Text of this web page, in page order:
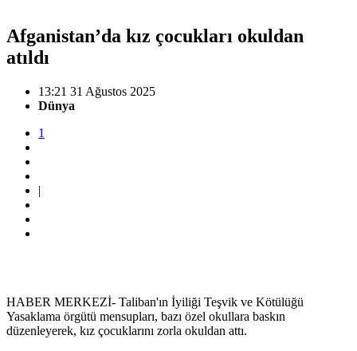
Afganistan’da kız çocukları okuldan
atıldı
13:21 31 Ağustos 2025
Dünya
1
|
HABER MERKEZİ- Taliban'ın İyiliği Teşvik ve Kötülüğü
Yasaklama örgütü mensupları, bazı özel okullara baskın
düzenleyerek, kız çocuklarını zorla okuldan attı.